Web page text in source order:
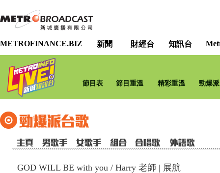
METROFINANCE.BIZ 新聞 財經台 知訊台
節目表 節目重溫 精彩重溫 勁爆
GOD WILL BE with you / Harry 老師 | 展航